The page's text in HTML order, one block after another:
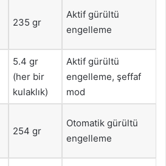
235 gr
Aktif gürültü
engelleme
5.4 gr
(her bir
kulaklık)
Aktif gürültü
engelleme, şeffaf
mod
254 gr
Otomatik gürültü
engelleme